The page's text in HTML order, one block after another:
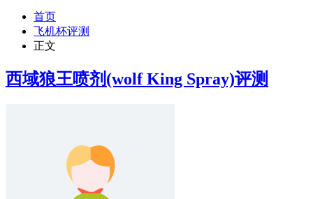
首页
飞机杯评测
正文
西域狼王喷剂(wolf King Spray)评测